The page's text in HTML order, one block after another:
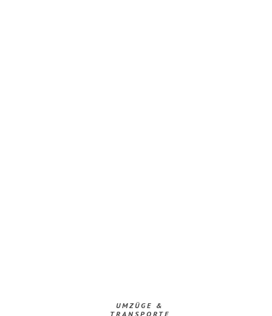
UMZÜGE &
TRANSPORTE